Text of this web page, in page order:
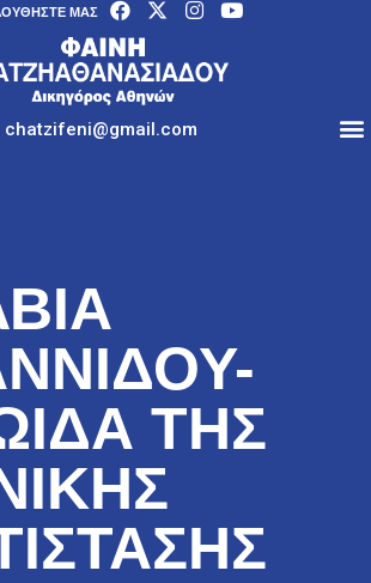
ΜΑΣ
chatzifeni@gmail.com
ΤΗΣ